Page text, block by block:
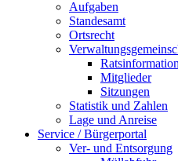
Aufgaben
Standesamt
Ortsrecht
Mitglieder
Sitzungen
Statistik und Zahlen
Lage und Anreise
Service / Bürgerportal
Ver- und Entsorgung